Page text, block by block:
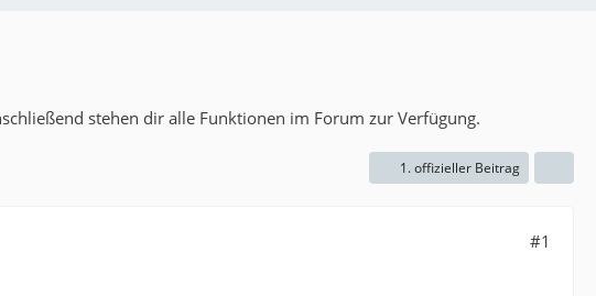
stehen dir alle Funktionen im Forum zur Verfügung.
1. offizieller Beitrag
#1